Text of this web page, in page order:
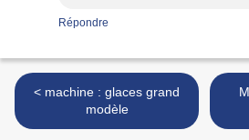
Répondre
< machine : glaces grand
modèle